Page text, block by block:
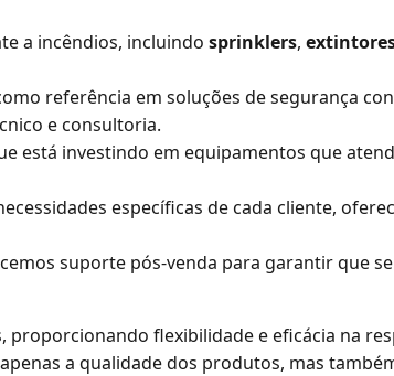
a incêndios, incluindo sprinklers,
referência em soluções de segurança
e consultoria.
está investindo em equipamentos que
específicas de cada cliente,
suporte pós-venda para garantir que
flexibilidade e eficácia na
a qualidade dos produtos, mas